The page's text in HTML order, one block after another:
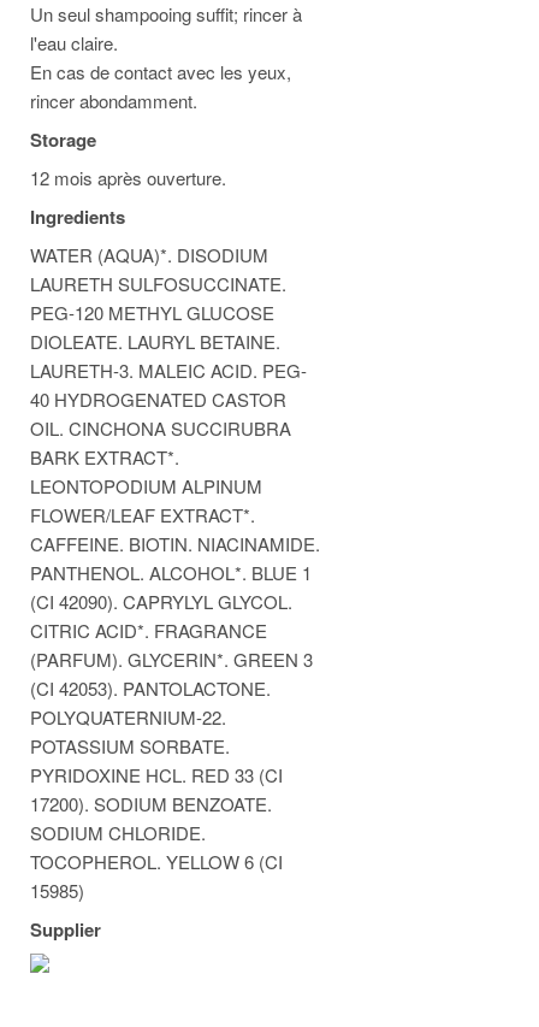
Un seul shampooing suffit; rincer à
l'eau claire.
En cas de contact avec les yeux,
rincer abondamment.
Storage
12 mois après ouverture.
Ingredients
WATER (AQUA)*. DISODIUM
LAURETH SULFOSUCCINATE.
PEG-120 METHYL GLUCOSE
DIOLEATE. LAURYL BETAINE.
LAURETH-3. MALEIC ACID. PEG-
40 HYDROGENATED CASTOR
OIL. CINCHONA SUCCIRUBRA
BARK EXTRACT*.
LEONTOPODIUM ALPINUM
FLOWER/LEAF EXTRACT*.
CAFFEINE. BIOTIN. NIACINAMIDE.
PANTHENOL. ALCOHOL*. BLUE 1
(CI 42090). CAPRYLYL GLYCOL.
CITRIC ACID*. FRAGRANCE
(PARFUM). GLYCERIN*. GREEN 3
(CI 42053). PANTOLACTONE.
POLYQUATERNIUM-22.
POTASSIUM SORBATE.
PYRIDOXINE HCL. RED 33 (CI
17200). SODIUM BENZOATE.
SODIUM CHLORIDE.
TOCOPHEROL. YELLOW 6 (CI
15985)
Supplier